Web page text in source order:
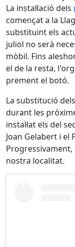
La instal·lació dels
començat a la
substituint els
juliol no serà
mòbil. Fins
el de la resta,
prement el botó.
La substitució
durant les
instal·lat els del
Joan Gelabert i el
Progressivament,
nostra localitat.